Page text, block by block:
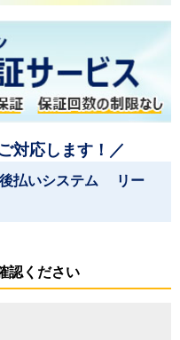
対応します！／
払いシステム リー
認ください